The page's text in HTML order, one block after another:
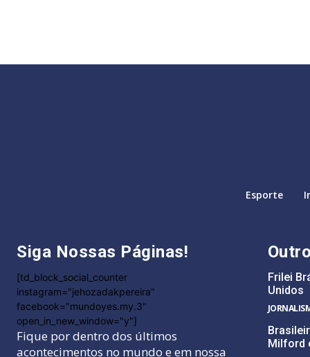
Esporte
Siga Nossas Páginas!
[td_block_social_counter
instagram="jehozadakpereira"
facebook="mundoyes.my.3"
open_in_new_window="y"]
Fique por dentro dos últimos
acontecimentos no mundo e em nossa
Frilei
Unidos
Milford